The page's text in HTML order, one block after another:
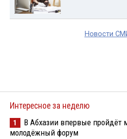
Новости
Интересное за неделю
1
В Абхазии впервые пройдёт
молодёжный форум